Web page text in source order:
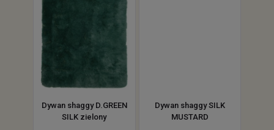
Dywan shaggy D.GREEN
SILK zielony
Dywan shaggy SILK
MUSTARD